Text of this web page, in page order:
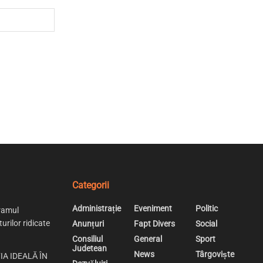
ridicate
IDEALĂ ÎN
Categorii
Administrație
Anunțuri
Consiliul
Judetean
Eveniment
Fapt Divers
General
News
Politic
Social
Sport
Târgoviște